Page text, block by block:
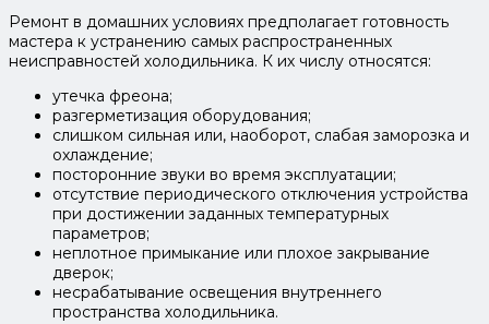
Ремонт в домашних условиях предполагает готовность
мастера к устранению самых распространенных
неисправностей холодильника. К их числу относятся:
утечка фреона;
разгерметизация оборудования;
слишком сильная или, наоборот, слабая заморозка и
охлаждение;
посторонние звуки во время эксплуатации;
отсутствие периодического отключения устройства
при достижении заданных температурных
параметров;
неплотное примыкание или плохое закрывание
дверок;
несрабатывание освещения внутреннего
пространства холодильника.